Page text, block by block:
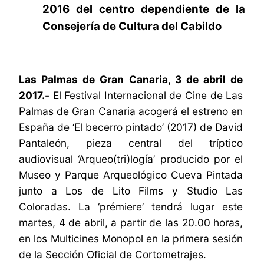
2016 del centro dependiente de la
Consejería de Cultura del Cabildo
Las Palmas de Gran Canaria, 3 de abril de
2017.- El Festival Internacional de Cine de Las
Palmas de Gran Canaria acogerá el estreno en
España de ‘El becerro pintado’ (2017) de David
Pantaleón, pieza central del tríptico
audiovisual ‘Arqueo(tri)logía’ producido por el
Museo y Parque Arqueológico Cueva Pintada
junto a Los de Lito Films y Studio Las
Coloradas. La ‘prémiere’ tendrá lugar este
martes, 4 de abril, a partir de las 20.00 horas,
en los Multicines Monopol en la primera sesión
de la Sección Oficial de Cortometrajes.